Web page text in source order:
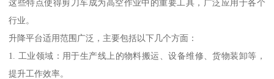
这些特点使得剪刀车成为高空作业中的重要工具，广泛应用于各个
行业。
升降平台适用范围广泛，主要包括以下几个方面：
1. 工业领域：用于生产线上的物料搬运、设备维修、货物装卸等，
提升工作效率。